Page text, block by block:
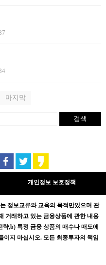
마지막
검색
개인정보 보호정책
정보교류와 교육의 목적만있으며 관
거래하고 있는 금융상품에 관한 내용
략,b) 특정 금융 상품의 매수나 매도에
이지 마십시오. 모든 최종투자의 책임